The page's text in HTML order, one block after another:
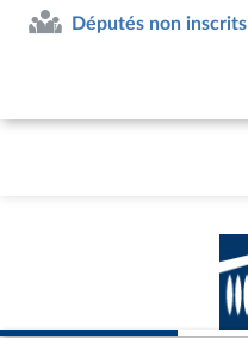
Députés non inscrits